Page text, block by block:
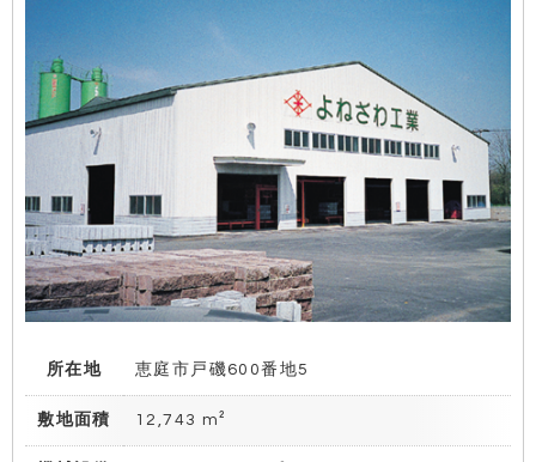
所在地 恵庭市戸磯600番地5
敷地面積 12,743 m²